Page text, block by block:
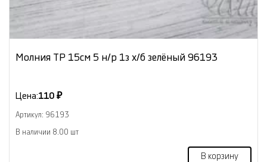
Молния ТР 15см 5 н/р 1з х/б зелёный 96193
Цена:110 ₽
Артикул: 96193
В наличии 8.00 шт
В корзину